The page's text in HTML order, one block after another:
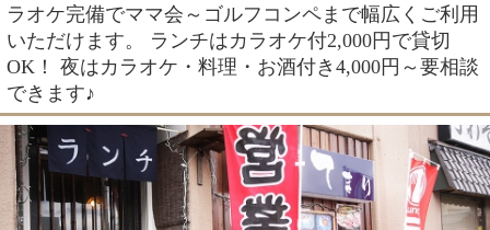
ラオケ完備でママ会～ゴルフコンペまで幅広くご利用
いただけます。 ランチはカラオケ付2,000円で貸切
OK！ 夜はカラオケ・料理・お酒付き4,000円～要相談
できます♪